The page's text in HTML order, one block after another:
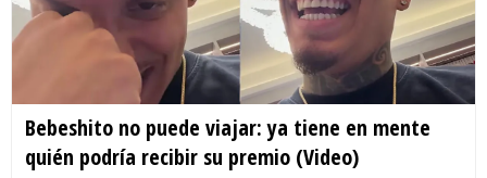
Bebeshito no puede viajar: ya tiene en mente
quién podría recibir su premio (Video)